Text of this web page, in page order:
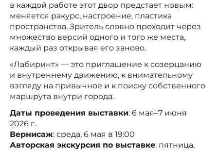
в каждой работе этот двор предстает новым:
меняется ракурс, настроение, пластика
пространства. Зритель словно проходит через
множество версий одного и того же места,
каждый раз открывая его заново.
«Лабиринт» — это приглашение к созерцанию
и внутреннему движению, к внимательному
взгляду на привычное и к поиску собственного
маршрута внутри города.
Даты проведения выставки: 6 мая–7 июня
2026 г.
Вернисаж: среда, 6 мая в 19:00
Авторская экскурсия по выставке: пятница,